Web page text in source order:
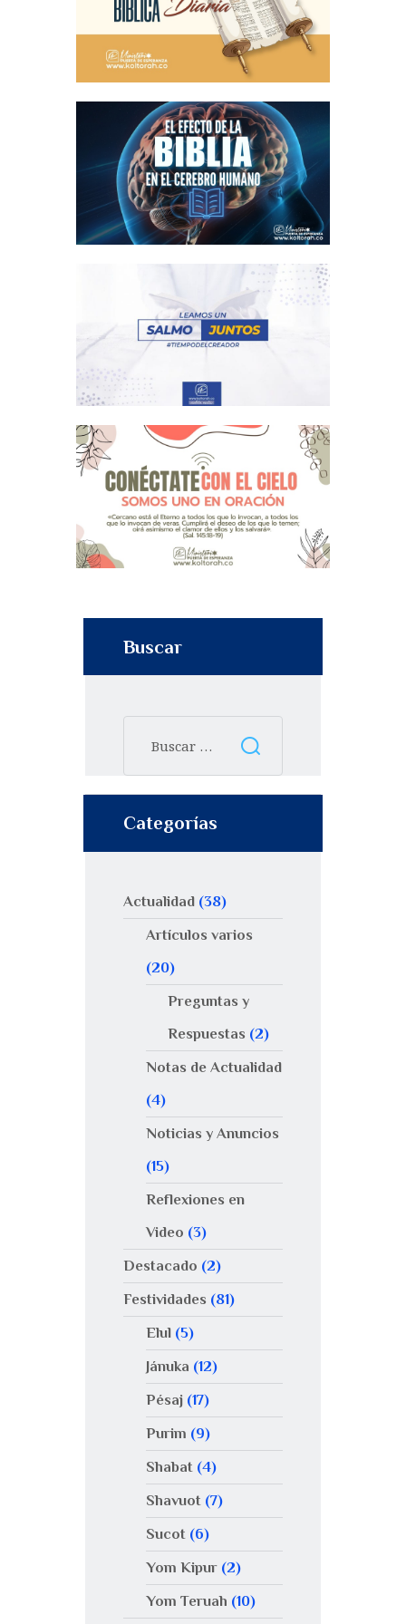
Buscar
Categorías
Actualidad (38)
Artículos varios
(20)
Preguntas y
Respuestas (2)
Notas de Actualidad
(4)
Noticias y Anuncios
(15)
Reflexiones en
Video (3)
Destacado (2)
Festividades (81)
Elul(5)
Jánuka (12)
Pésaj(17)
Purim (9)
Shabat(4)
Shavuot(7)
Sucot(6)
Yom Kipur(2)
Yom Teruah (10)